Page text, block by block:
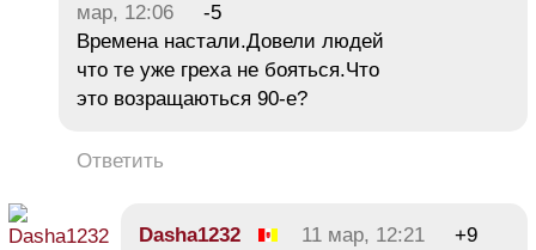
мар, 12:06
-5
Времена настали.Довели людей
что те уже греха не бояться.Что
это возращаються 90-е?
Ответить
Dasha1232 11 мар, 12:21 +9